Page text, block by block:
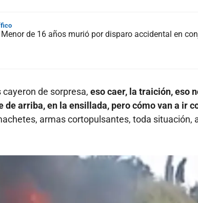
Menor de 16 años murió por disparo accidental en
de sorpresa, eso caer, la traición, eso
de arriba, en la ensillada, pero cómo van a ir
armas cortopulsantes, toda situación,